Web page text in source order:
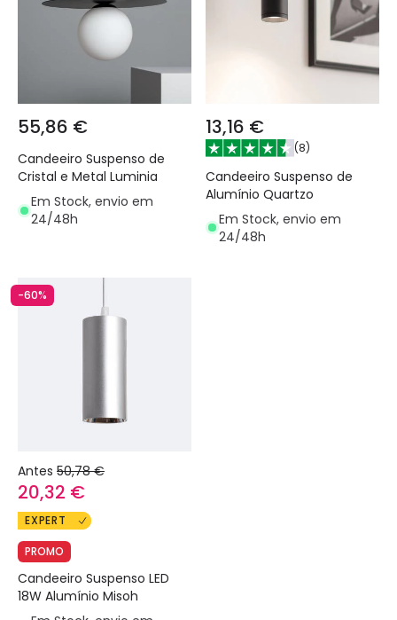
55,86 €
Candeeiro Suspenso de
Cristal e Metal Luminia
Em Stock, envio em
24/48h
13,16 €
(8)
Candeeiro Suspenso de
Alumínio Quartzo
Em Stock, envio em
24/48h
-60%
Antes 50,78 €
20,32 €
EXPERT
PROMO
Candeeiro Suspenso LED
18W Alumínio Misoh